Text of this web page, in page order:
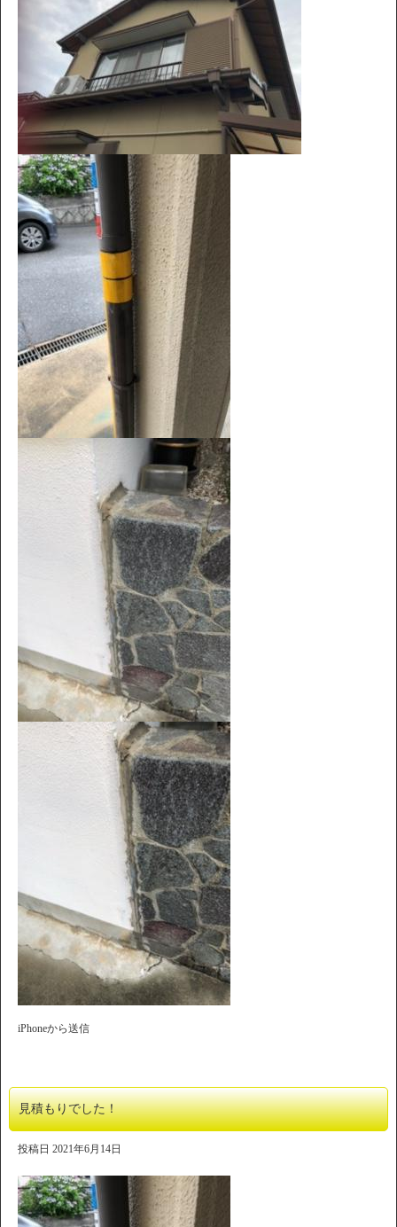
iPhoneから送信
見積もりでした！
投稿日 2021年6月14日